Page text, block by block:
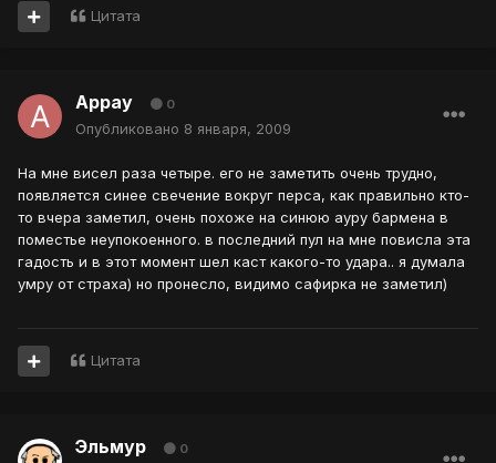
Цитата
Аррау 0
Опубликовано 8 января, 2009
На мне висел раза четыре. его не заметить очень трудно,
появляется синее свечение вокруг перса, как правильно кто-
то вчера заметил, очень похоже на синюю ауру бармена в
поместье неупокоенного. в последний пул на мне повисла эта
гадость и в этот момент шел каст какого-то удара.. я думала
умру от страха) но пронесло, видимо сафирка не заметил)
Цитата
Эльмур 0